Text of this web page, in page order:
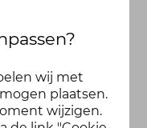
wij met
plaatsen.
wijzigen.